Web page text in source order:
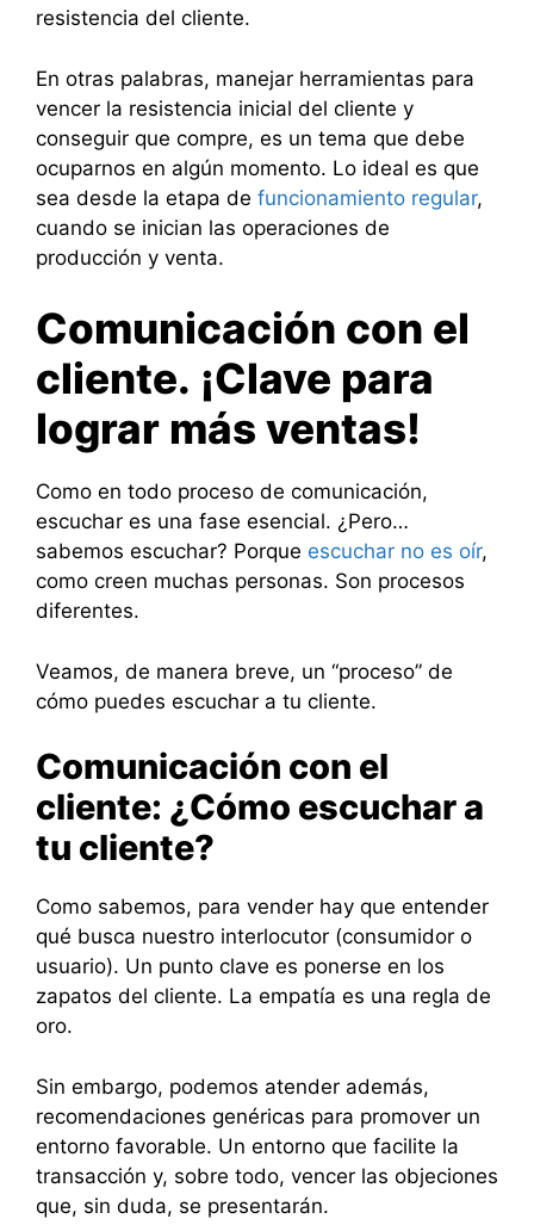
resistencia del cliente.
En otras palabras, manejar herramientas para
vencer la resistencia inicial del cliente y
conseguir que compre, es un tema que debe
ocuparnos en algún momento. Lo ideal es que
sea desde la etapa de funcionamiento regular,
cuando se inician las operaciones de
producción y venta.
Comunicación con el
cliente. ¡Clave para
lograr más ventas!
Como en todo proceso de comunicación,
escuchar es una fase esencial. ¿Pero…
sabemos escuchar? Porque escuchar no es oír,
como creen muchas personas. Son procesos
diferentes.
Veamos, de manera breve, un “proceso” de
cómo puedes escuchar a tu cliente.
Comunicación con el
cliente: ¿Cómo escuchar a
tu cliente?
Como sabemos, para vender hay que entender
qué busca nuestro interlocutor (consumidor o
usuario). Un punto clave es ponerse en los
zapatos del cliente. La empatía es una regla de
oro.
Sin embargo, podemos atender además,
recomendaciones genéricas para promover un
entorno favorable. Un entorno que facilite la
transacción y, sobre todo, vencer las objeciones
que, sin duda, se presentarán.